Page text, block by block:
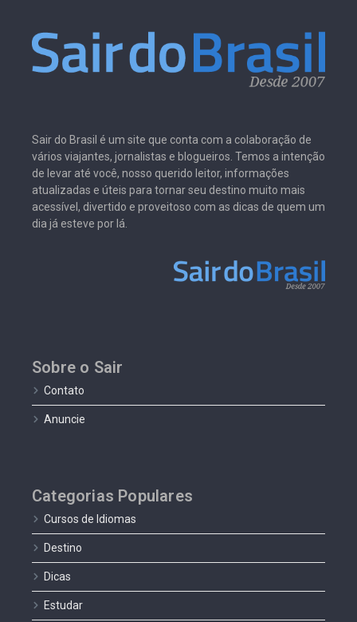
Sair do Brasil é um site que conta com a colaboração de
vários viajantes, jornalistas e blogueiros. Temos a intenção
de levar até você, nosso querido leitor, informações
atualizadas e úteis para tornar seu destino muito mais
acessível, divertido e proveitoso com as dicas de quem um
dia já esteve por lá.
Sobre o Sair
Contato
Anuncie
Categorias Populares
Cursos de Idiomas
Destino
Dicas
Estudar